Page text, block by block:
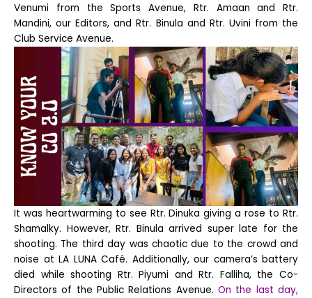
Venumi from the Sports Avenue, Rtr. Amaan and Rtr.
Mandini, our Editors, and Rtr. Binula and Rtr. Uvini from the
Club Service Avenue.
It was heartwarming to see Rtr. Dinuka giving a rose to Rtr.
Shamalky. However, Rtr. Binula arrived super late for the
shooting. The third day was chaotic due to the crowd and
noise at LA LUNA Café. Additionally, our camera’s battery
died while shooting Rtr. Piyumi and Rtr. Falliha, the Co-
Directors of the Public Relations Avenue. On the last day,